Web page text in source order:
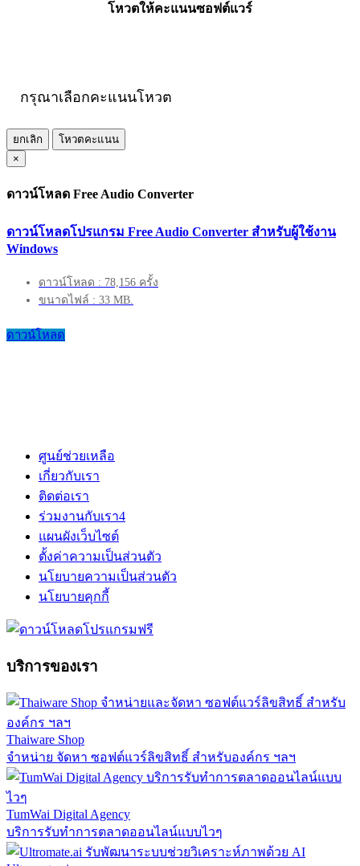
โหวตให้คะแนนซอฟต์แวร์
กรุณาเลือกคะแนนโหวต
ยกเลิก
โหวตคะแนน
×
ดาวน์โหลด Free Audio Converter
ดาวน์โหลดโปรแกรม Free Audio Converter สำหรับผู้ใช้งาน
Windows
ดาวน์โหลด : 78,156 ครั้ง
ขนาดไฟล์ : 33 MB.
ดาวน์โหลด
ศูนย์ช่วยเหลือ
เกี่ยวกับเรา
ติดต่อเรา
ร่วมงานกับเรา4
แผนผังเว็บไซต์
ตั้งค่าความเป็นส่วนตัว
นโยบายความเป็นส่วนตัว
นโยบายคุกกี้
บริการของเรา
Thaiware Shop
จำหน่าย จัดหา ซอฟต์แวร์ลิขสิทธิ์ สำหรับองค์กร ฯลฯ
TumWai Digital Agency
บริการรับทำการตลาดออนไลน์แบบไวๆ